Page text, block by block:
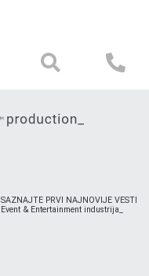
SAZNAJTE PRVI NAJNOVIJE VESTI
Event & Entertainment industrija_